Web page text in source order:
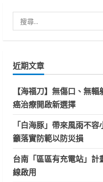
尋
字:
近期文章
【海福刀】無傷口、無
癌治療開啟新選擇
「白海豚」帶來風雨不
籲落實防範以防災損
台南「區區有充電站」計
線啟用